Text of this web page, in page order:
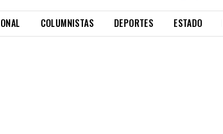
COLUMNISTAS DEPORTES ESTADO